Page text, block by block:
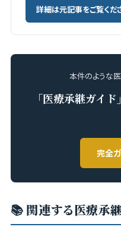
詳細は元記事をご覧くだ
本件のような
「医療承継ガイ
完全
📚 関連する医療承